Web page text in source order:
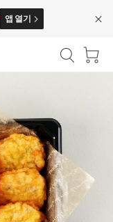
앱 열기
닫